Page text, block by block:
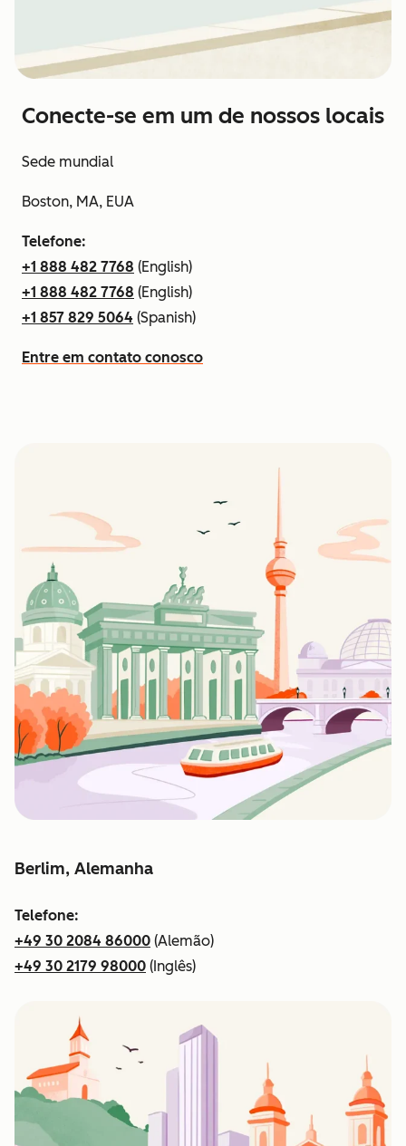
Conecte-se em um de nossos locais
Sede mundial
Boston, MA, EUA
Telefone:
+1 888 482 7768 (English)
+1 888 482 7768 (English)
+1 857 829 5064 (Spanish)
Entre em contato conosco
Berlim, Alemanha
Telefone:
+49 30 2084 86000 (Alemão)
+49 30 2179 98000 (Inglês)